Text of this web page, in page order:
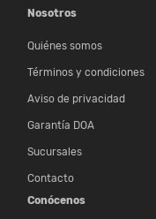
Nosotros
Quiénes somos
Términos y condiciones
Aviso de privacidad
Garantía DOA
Sucursales
Contacto
Conócenos